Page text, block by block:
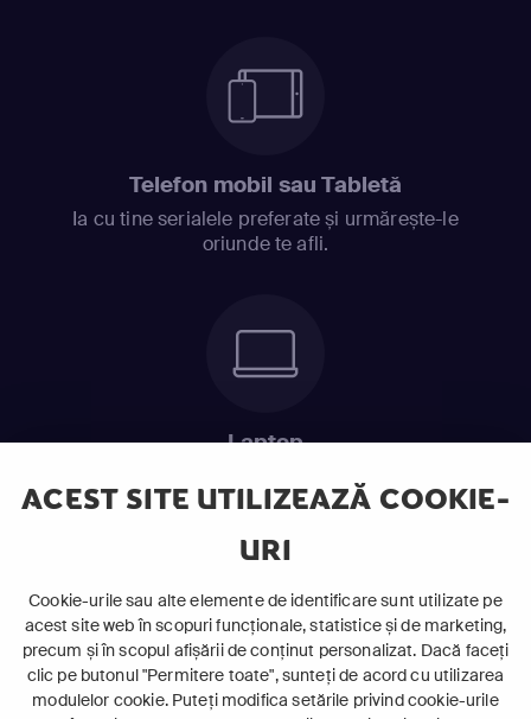
ACEST SITE UTILIZEAZĂ COOKIE-
URI
Cookie-urile sau alte elemente de identificare sunt utilizate pe
acest site web în scopuri funcționale, statistice și de marketing,
precum și în scopul afișării de conținut personalizat. Dacă faceți
clic pe butonul "Permitere toate", sunteți de acord cu utilizarea
modulelor cookie. Puteți modifica setările privind cookie-urile
Telefon mobil sau Tabletă
Ia cu tine serialele preferate și urmărește-le
oriunde te afli.
Laptop
ABONEAZĂ-TE ACUM
Cerințe de sistem